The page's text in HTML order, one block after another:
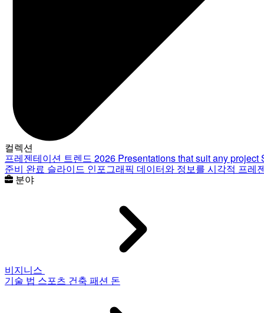
컬렉션
프레젠테이션 트렌드 2026 Presentations that suit any project
준비 완료 슬라이드 인포그래픽 데이터와 정보를 시각적 프레
분야
비지니스
기술 법 스포츠 건축 패션 돈